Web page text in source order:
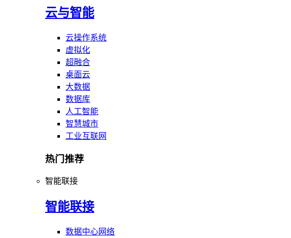
云与智能
云操作系统
虚拟化
超融合
桌面云
大数据
数据库
人工智能
智慧城市
工业互联网
热门推荐
智能联接
智能联接
数据中心网络